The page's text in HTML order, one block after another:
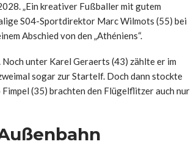
„Ein kreativer Fußballer mit gutem
S04-Sportdirektor Marc Wilmots (55) bei
Abschied von den „Athéniens“.
Noch unter Karel Geraerts (43) zählte er im
sogar zur Startelf. Doch dann stockte
(35) brachten den Flügelflitzer auch nur